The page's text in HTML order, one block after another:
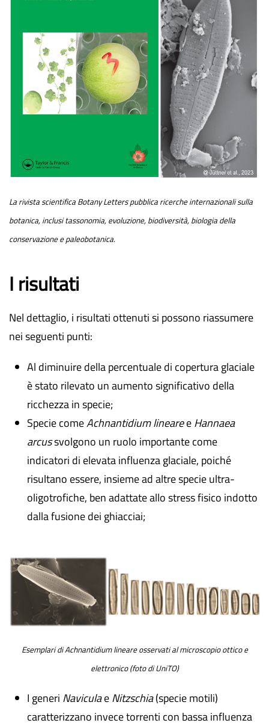
La rivista scientifica Botany Letters pubblica ricerche internazionali sulla
botanica, inclusi tassonomia, evoluzione, biodiversità, biologia della
conservazione e paleobotanica.
I risultati
Nel dettaglio, i risultati ottenuti si possono riassumere
nei seguenti punti:
Al diminuire della percentuale di copertura glaciale
è stato rilevato un aumento significativo della
ricchezza in specie;
Specie comeAchnantidium lineareeHannaea
arcussvolgono un ruolo importante come
indicatori di elevata influenza glaciale, poiché
risultano essere, insieme ad altre specie ultra-
oligotrofiche, ben adattate allo stress fisico indotto
dalla fusione dei ghiacciai;
Esemplari di Achnantidium lineare osservati al microscopio ottico e
elettronico (foto di UniTO)
I generi NaviculaeNitzschia(specie motili)
caratterizzano invece torrenti con bassa influenza